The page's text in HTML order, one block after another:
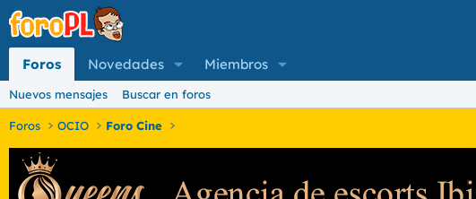
Foros Novedades Miembros
Nuevos mensajes Buscar en foros
Foros OCIO Foro Cine